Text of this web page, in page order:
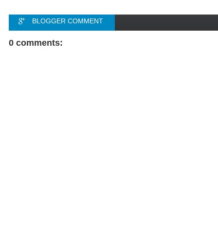
BLOGGER COMMENT
FACEBOOK COMMENT
0 comments: